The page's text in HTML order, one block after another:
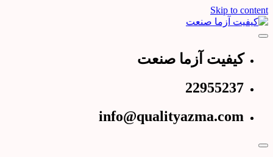
Skip to content
کیفیت آزما صنعت
کیفیت آزما صنعت
22955237
info@qualityazma.com